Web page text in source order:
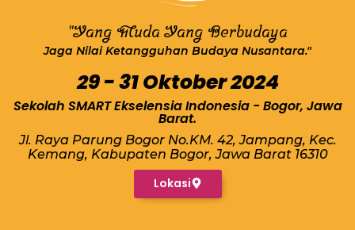
"Yang Muda Yang Berbudaya
Jaga Nilai Ketangguhan Budaya Nusantara."
29 - 31 Oktober 2024
Sekolah SMART Ekselensia Indonesia - Bogor, Jawa
Barat.
Jl. Raya Parung Bogor No.KM. 42, Jampang, Kec.
Kemang, Kabupaten Bogor, Jawa Barat 16310
Lokasi